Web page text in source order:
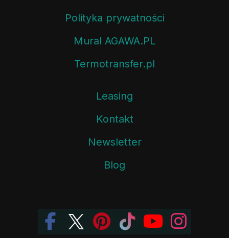
Polityka prywatności
Mural AGAWA.PL
Termotransfer.pl
Leasing
Kontakt
Newsletter
Blog